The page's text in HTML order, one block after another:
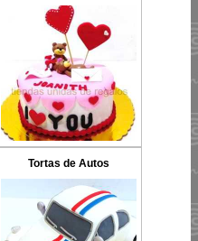
Tortas de Autos